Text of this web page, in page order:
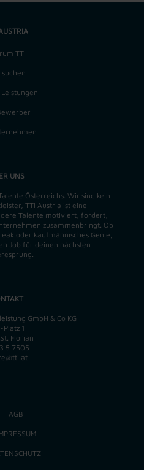
TTI
suchen
UNS
Österreichs. Wir sind kein
TTI Austria ist eine
Talente motiviert, fordert,
zusammenbringt. Ob
oder kaufmännisches Genie,
Job für deinen nächsten
GmbH & Co KG
Platz 1
Florian
5 7505
AGB